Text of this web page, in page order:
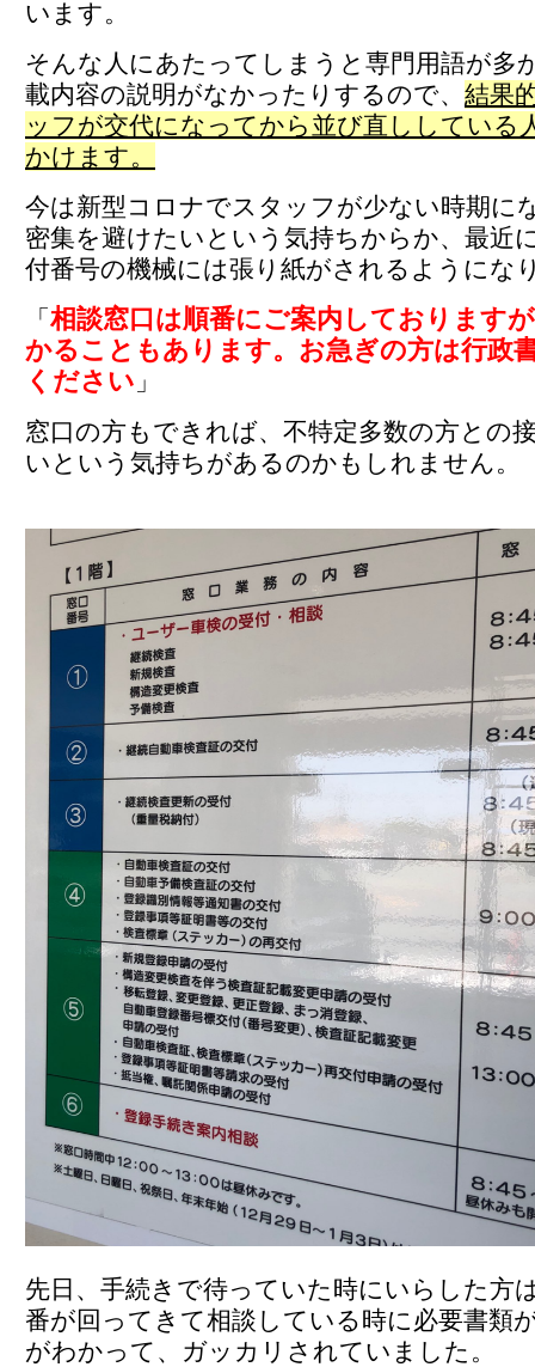
います。
そんな人にあたってしまうと専門用語が多
載内容の説明がなかったりするので、 結果
ッフが交代になってから並び直ししている
かけます。
今は新型コロナでスタッフが少ない時期に
密集を避けたいという気持ちからか、最近
付番号の機械には張り紙がされるようにな
「 相談窓口は順番にご案内しております
かることもあります。お急ぎの方は行政
ください 」
窓口の方もできれば、不特定多数の方との
いという気持ちがあるのかもしれません。
先日、手続きで待っていた時にいらした方
番が回ってきて相談している時に必要書類
がわかって、ガッカリされていました。